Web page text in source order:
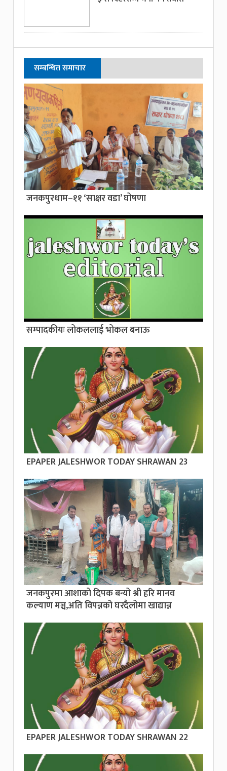
सम्बन्धित समाचार
जनकपुरधाम–११ ‘साक्षर वडा’ घोषणा
सम्पादकीयः लोकललाई भोकल बनाऊ
EPAPER JALESHWOR TODAY SHRAWAN 23
जनकपुरमा आशाको दिपक बन्यो श्री हरि मानव
कल्याण मञ्च,अति विपन्नको घरदैलोमा खाद्यान्न
EPAPER JALESHWOR TODAY SHRAWAN 22